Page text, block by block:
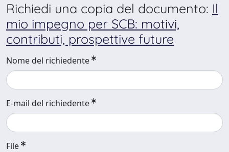
Richiedi una copia del documento: Il
mio impegno per SCB: motivi,
contributi, prospettive future
Nome del richiedente
E-mail del richiedente
File